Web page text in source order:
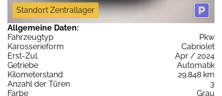
Standort Zentrallager
Allgemeine Daten:
Fahrzeugtyp
Pkw
Karosserieform
Cabriolet
Erst-Zul.
Apr / 2024
Getriebe
Automatik
Kilometerstand
29.848 km
Anzahl der Türen
3
Farbe
Grau